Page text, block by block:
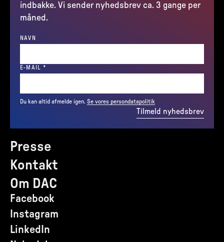
Presse
Kontakt
Om DAC
Facebook
Instagram
LinkedIn
indbakke. Vi sender nyhedsbrev ca. 3 gange per
måned.
NAVN
E-MAIL *
Du kan altid afmelde igen. Se vores persondatapolitik
Tilmeld nyhedsbrev